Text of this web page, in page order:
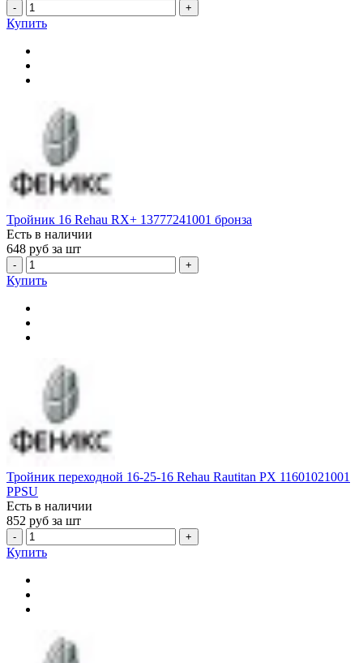
- +
Купить
Тройник 16 Rehau RX+ 13777241001 бронза
Есть в наличии
648 руб за шт
- +
Купить
Тройник переходной 16-25-16 Rehau Rautitan PX 11601021001
PPSU
Есть в наличии
852 руб за шт
- +
Купить